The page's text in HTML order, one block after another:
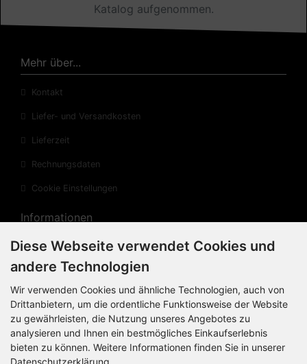
Katalog aufgenommen.
Mehr über...
Kontakt
Liefer- und Versandkosten
Lieferzeit
Rechnungsdaten
Cookie Einstellungen
Informationen
Privatsphäre und Datenschutz
Widerrufsrecht
Widerrufsformular
Impressum
Sitemap
Diese Webseite verwendet Cookies und
andere Technologien
Wir verwenden Cookies und ähnliche Technologien, auch von
Drittanbietern, um die ordentliche Funktionsweise der Website
zu gewährleisten, die Nutzung unseres Angebotes zu
analysieren und Ihnen ein bestmögliches Einkaufserlebnis
bieten zu können. Weitere Informationen finden Sie in unserer
Datenschutzerklärung.